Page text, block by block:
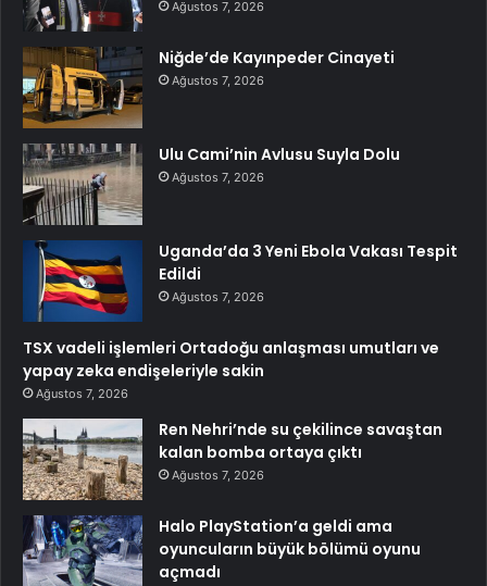
Ağustos 7, 2026
Niğde’de Kayınpeder Cinayeti
Ağustos 7, 2026
Ulu Cami’nin Avlusu Suyla Dolu
Ağustos 7, 2026
Uganda’da 3 Yeni Ebola Vakası Tespit
Edildi
Ağustos 7, 2026
TSX vadeli işlemleri Ortadoğu anlaşması umutları ve
yapay zeka endişeleriyle sakin
Ağustos 7, 2026
Ren Nehri’nde su çekilince savaştan
kalan bomba ortaya çıktı
Ağustos 7, 2026
Halo PlayStation’a geldi ama
oyuncuların büyük bölümü oyunu
açmadı